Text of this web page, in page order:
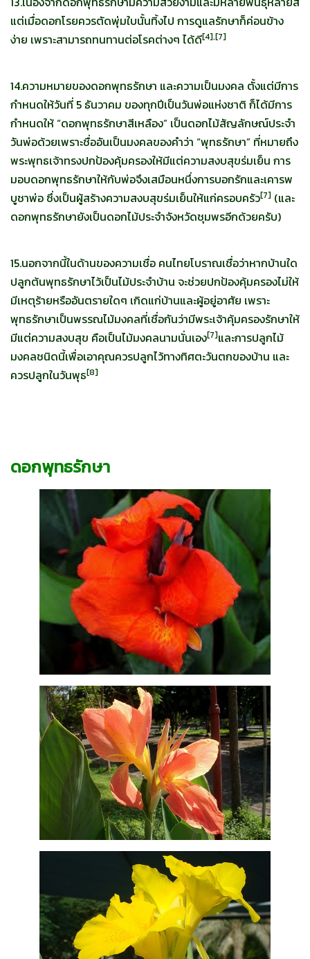
แต่เมื่อดอกโรยควรตัดพุ่มใบนั้นทิ้งไป การดูแลรักษาก็ค่อนข้าง
ง่าย เพราะสามารถทนทานต่อโรคต่างๆ ได้ดี[4],[7]
14.ความหมายของดอกพุทธรักษา และความเป็นมงคล ตั้งแต่มีการ
กำหนดให้วันที่ 5 ธันวาคม ของทุกปีเป็นวันพ่อแห่งชาติ ก็ได้มีการ
กำหนดให้ “ดอกพุทธรักษาสีเหลือง” เป็นดอกไม้สัญลักษณ์ประจำ
วันพ่อด้วยเพราะชื่ออันเป็นมงคลของคำว่า “พุทธรักษา” ที่หมายถึง
พระพุทธเจ้าทรงปกป้องคุ้มครองให้มีแต่ความสงบสุขร่มเย็น การ
มอบดอกพุทธรักษาให้กับพ่อจึงเสมือนหนึ่งการบอกรักและเคารพ
บูชาพ่อ ซึ่งเป็นผู้สร้างความสงบสุขร่มเย็นให้แก่ครอบครัว[7] (และ
ดอกพุทธรักษายังเป็นดอกไม้ประจำจังหวัดชุมพรอีกด้วยครับ)
15.นอกจากนี้ในด้านของความเชื่อ คนไทยโบราณเชื่อว่าหากบ้านใด
ปลูกต้นพุทธรักษาไว้เป็นไม้ประจำบ้าน จะช่วยปกป้องคุ้มครองไม่ให้
มีเหตุร้ายหรืออันตรายใดๆ เกิดแก่บ้านและผู้อยู่อาศัย เพราะ
พุทธรักษาเป็นพรรณไม้มงคลที่เชื่อกันว่ามีพระเจ้าคุ้มครองรักษาให้
มีแต่ความสงบสุข คือเป็นไม้มงคลนามนั่นเอง[7]และการปลูกไม้
มงคลชนิดนี้เพื่อเอาคุณควรปลูกไว้ทางทิศตะวันตกของบ้าน และ
ควรปลูกในวันพุธ[8]
ดอกพุทธรักษา